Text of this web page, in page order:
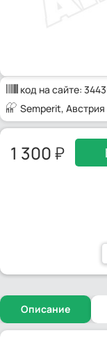
код на сайте:
Semperit, Австрия
1 300
Описание